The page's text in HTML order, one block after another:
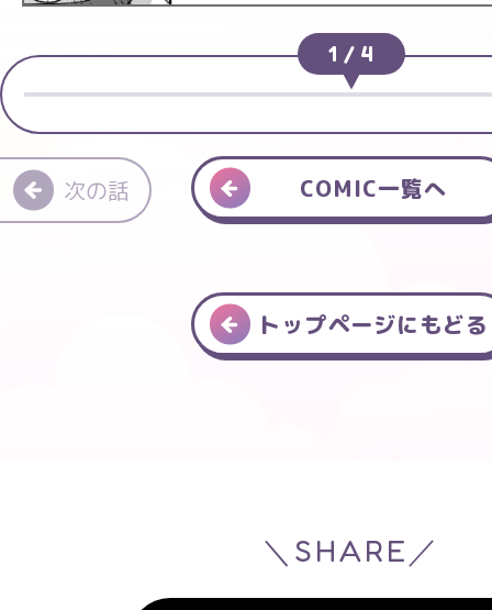
1 / 4
次の話 COMIC一覧へ
トップページにもどる
＼SHARE／